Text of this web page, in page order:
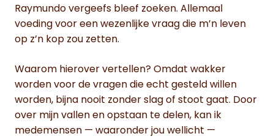
Raymundo vergeefs bleef zoeken. Allemaal
voeding voor een wezenlijke vraag die m’n leven
op z’n kop zou zetten.
Waarom hierover vertellen? Omdat wakker
worden voor de vragen die echt gesteld willen
worden, bijna nooit zonder slag of stoot gaat. Door
over mijn vallen en opstaan te delen, kan ik
medemensen — waaronder jou wellicht —